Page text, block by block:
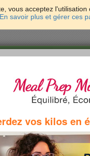
vous acceptez
En savoir plus et gérer ces
& tests Forme & santé
Bons Plans
vos kilos en